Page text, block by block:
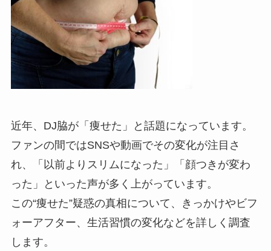
近年、DJ脇が「痩せた」と話題になっています。
ファンの間ではSNSや動画でその変化が注目さ
れ、「以前よりスリムになった」「顔つきが変わ
った」といった声が多く上がっています。
この“痩せた”疑惑の真相について、きっかけやビフ
ォーアフター、生活習慣の変化などを詳しく調査
します。